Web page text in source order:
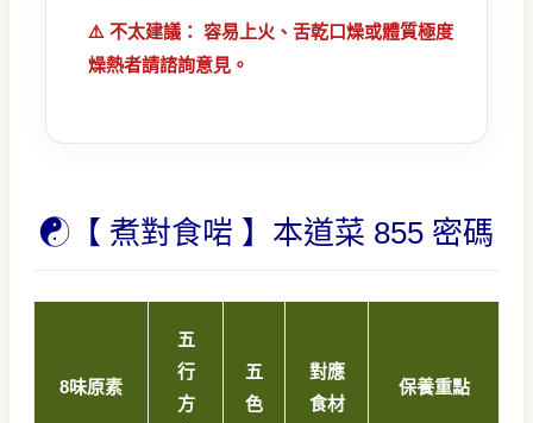
⚠️ 不太建議： 容易上火、舌乾口燥或體質極度
燥熱者請諮詢意見。
☯️【 煮對食啱 】本道菜 855 密碼
8味原素
五
行
方
五
色
對應
食材
保養重點